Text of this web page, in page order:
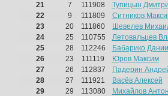
21
7 111908
Тупицын
22
9 111809
Ситников
23
20 111860
Шевелев
24
25 110755
Летовальцев
25
28 112246
Бабарико
26
23 111119
Юров Максим
27
26 112837
Падерин
28
27 111921
Васёв Алексей
29
29 113080
Михайлов